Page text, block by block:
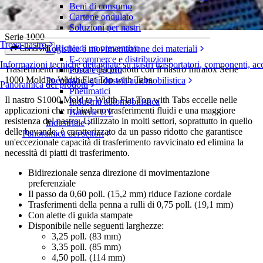
Trova nastro
Informazioni tecniche dettagliate su nastri trasportatori, componenti,
Panoramica dei prodotti
Beni di consumo
Cartone ondulato
Soluzioni per nastri
Logistica e movimentazione dei materiali
E-commerce e distribuzione
Posta e pacchi
Pneumatici e industria automobilistica
Pneumatici
Industria automobilistica
Batterie EV
Industriale
Panoramica dei settori
Mold to Width Flat Top with Tabs
Serie 1000
Condividi Richiedi un preventivo
Trasferimenti ininterrotti dei prodotti con il nastro Intralox Serie
1000 Mold to Width Flat Top with Tabs.
Il nastro S1000 Mold to Width Flat Top with Tabs eccelle nelle
applicazioni che richiedono trasferimenti fluidi e una maggiore
resistenza del nastro. Utilizzato in molti settori, soprattutto in quello
delle bevande, è caratterizzato da un passo ridotto che garantisce
un'eccezionale capacità di trasferimento ravvicinato ed elimina la
necessità di piatti di trasferimento.
Bidirezionale senza direzione di movimentazione
preferenziale
Il passo da 0,60 poll. (15,2 mm) riduce l'azione cordale
Trasferimenti della penna a rulli di 0,75 poll. (19,1 mm)
Con alette di guida stampate
Disponibile nelle seguenti larghezze:
3,25 poll. (83 mm)
3,35 poll. (85 mm)
4,50 poll. (114 mm)